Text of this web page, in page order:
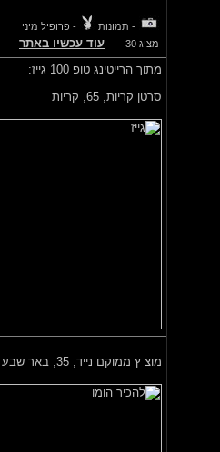
- תמונות
- פרופיל מיני
מציג 30
עוד עכשיו באתר
מתוך הרייטינג טופ 100 גייז:
סרטן קריות,65, קריות
מוצ ץ ממוקם נייד,35, באר שבע